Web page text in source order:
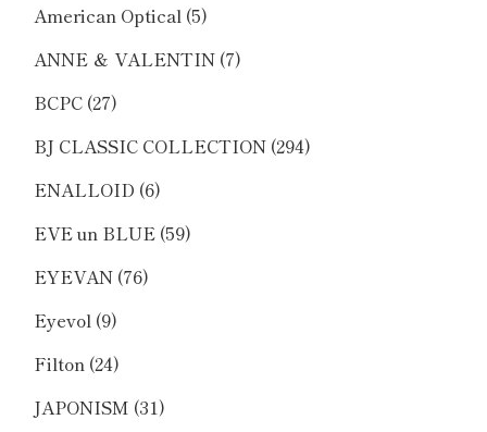
American Optical (5)
ANNE ＆ VALENTIN (7)
BCPC (27)
BJ CLASSIC COLLECTION (294)
ENALLOID (6)
EVE un BLUE (59)
EYEVAN (76)
Eyevol (9)
Filton (24)
JAPONISM (31)